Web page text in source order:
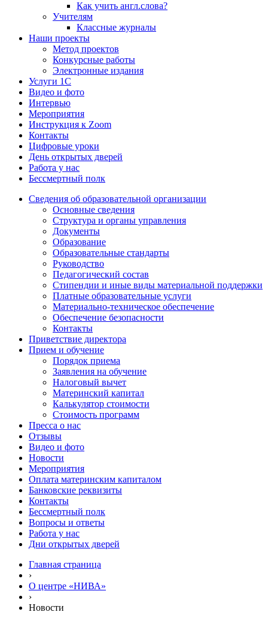
Как учить англ.слова?
Учителям
Классные журналы
Наши проекты
Метод проектов
Конкурсные работы
Электронные издания
Услуги 1C
Видео и фото
Интервью
Мероприятия
Инструкция к Zoom
Контакты
Цифровые уроки
День открытых дверей
Работа у нас
Бессмертный полк
Сведения об образовательной организации
Основные сведения
Структура и органы управления
Документы
Образование
Образовательные стандарты
Руководство
Педагогический состав
Стипендии и иные виды материальной поддержки
Платные образовательные услуги
Материально-техническое обеспечение
Обеспечение безопасности
Контакты
Приветствие директора
Прием и обучение
Порядок приема
Заявления на обучение
Налоговый вычет
Материнский капитал
Калькулятор стоимости
Стоимость программ
Пресса о нас
Отзывы
Видео и фото
Новости
Мероприятия
Оплата материнским капиталом
Банковские реквизиты
Контакты
Бессмертный полк
Вопросы и ответы
Работа у нас
Дни открытых дверей
Главная страница
›
О центре «НИВА»
›
Новости